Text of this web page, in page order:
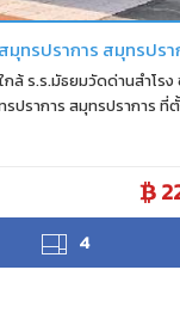
มุทรปราการ สมุทรปรา
กล้ ร.ร.มัธยมวัดด่านสำโร
ปราการ สมุทรปราการ ที่
4